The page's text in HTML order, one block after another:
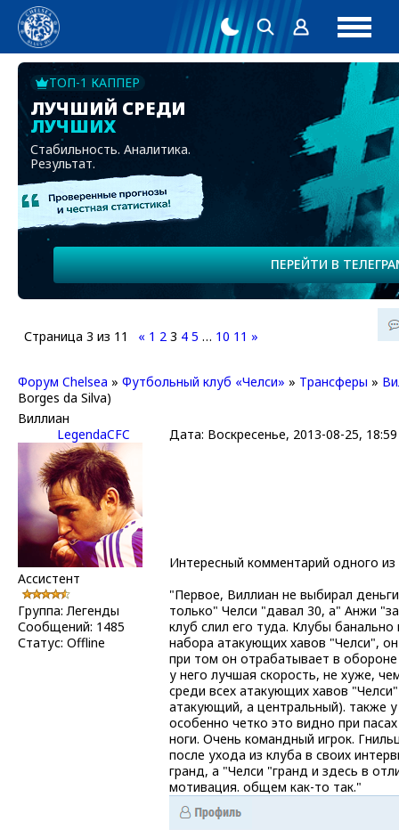
ТОП-1 КАППЕР
ЛУЧШИЙ СРЕДИ
ЛУЧШИХ
Стабильность. Аналитика.
Результат.
ПЕРЕЙТИ В
Страница 3 из 11 « 1 2 3 4 5 … 10 11 »
Форум Chelsea » Футбольный клуб «Челси» » Трансферы »
Borges da Silva)
Виллиан
LegendaCFC
Дата: Воскресенье, 2013-08-25,
Ассистент
Группа: Легенды
Сообщений: 1485
Статус: Offline
Интересный комментарий одного
"Первое, Виллиан не выбирал
только" Челси "давал 30, а" Анжи
клуб слил его туда. Клубы
набора атакующих хавов "Челси",
при том он отрабатывает в
у него лучшая скорость, не хуже,
среди всех атакующих хавов
атакующий, а центральный). также у
особенно четко это видно при
ноги. Очень командный игрок.
после ухода из клуба в своих
гранд, а "Челси "гранд и здесь в
мотивация. общем как-то так."